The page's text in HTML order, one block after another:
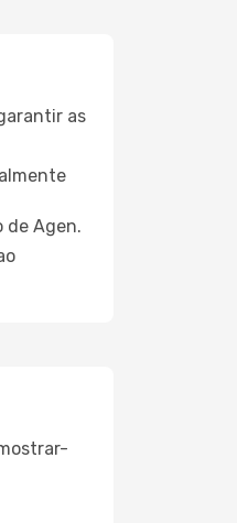
as
de Agen.